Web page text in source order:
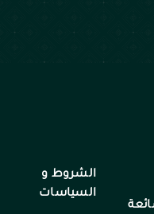
الشروط و
السياسات